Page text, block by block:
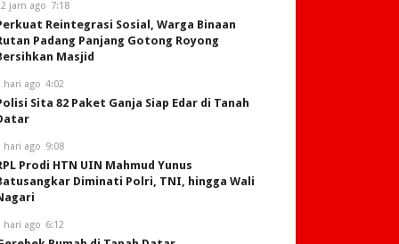
jam ago 7:18
Reintegrasi Sosial, Warga Binaan
Padang Panjang Gotong Royong
Masjid
hari ago 4:02
Sita 82 Paket Ganja Siap Edar di Tanah
hari ago 9:08
Prodi HTN UIN Mahmud Yunus
Diminati Polri, TNI, hingga Wali
hari ago 6:12